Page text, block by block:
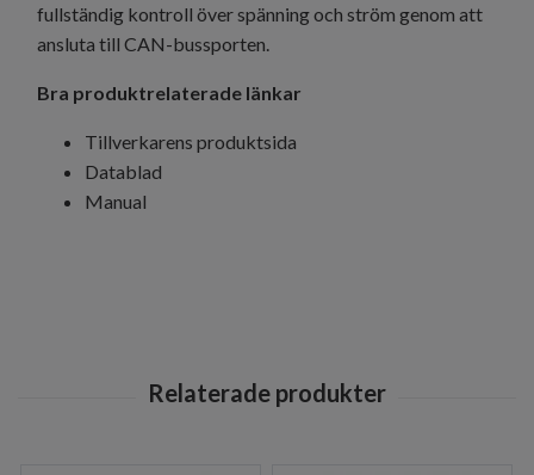
fullständig kontroll över spänning och ström genom att
ansluta till CAN-bussporten.
Bra produktrelaterade länkar
Tillverkarens produktsida
Datablad
Manual